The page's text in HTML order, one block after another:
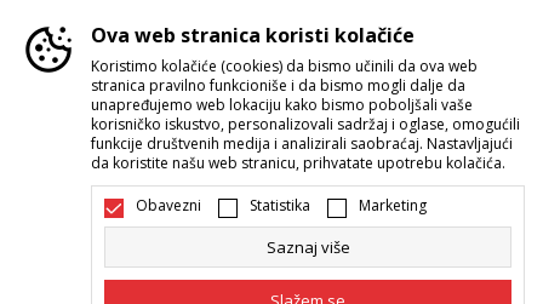
Srbija Promenite
Nastojimo da budemo što precizniji u opisu proizvoda, prikazu slika i
Ova web stranica koristi kolačiće
Koristimo kolačiće (cookies) da bismo učinili da ova web
stranica pravilno funkcioniše i da bismo mogli dalje da
unapređujemo web lokaciju kako bismo poboljšali vaše
korisničko iskustvo, personalizovali sadržaj i oglase, omogućili
funkcije društvenih medija i analizirali saobraćaj. Nastavljajući
da koristite našu web stranicu, prihvatate upotrebu kolačića.
Obavezni Statistika Marketing
Saznaj više